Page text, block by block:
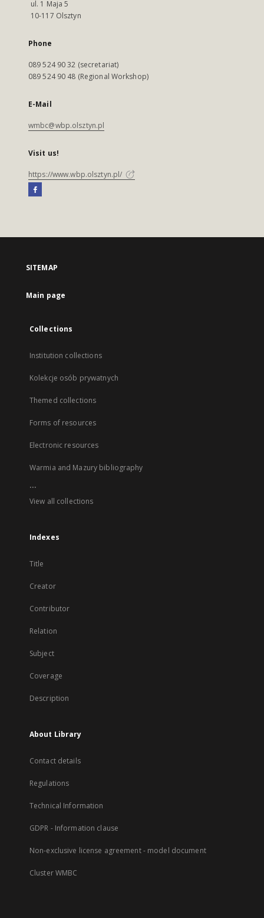
ul. 1 Maja 5
10-117 Olsztyn
Phone
089 524 90 32 (secretariat)
089 524 90 48 (Regional Workshop)
E-Mail
wmbc@wbp.olsztyn.pl
Visit us!
https://www.wbp.olsztyn.pl/
SITEMAP
Main page
Collections
Institution collections
Kolekcje osób prywatnych
Themed collections
Forms of resources
Electronic resources
Warmia and Mazury bibliography
...
View all collections
Indexes
Title
Creator
Contributor
Relation
Subject
Coverage
Description
About Library
Contact details
Regulations
Technical Information
GDPR - Information clause
Non-exclusive license agreement - model document
Cluster WMBC